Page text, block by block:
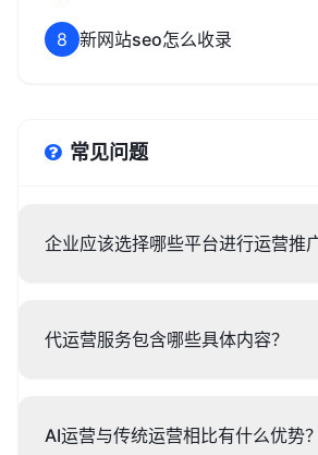
8 新网站seo怎么收录
常见问题
企业应该选择哪些平台进行运营推
代运营服务包含哪些具体内容？
AI运营与传统运营相比有什么优势？